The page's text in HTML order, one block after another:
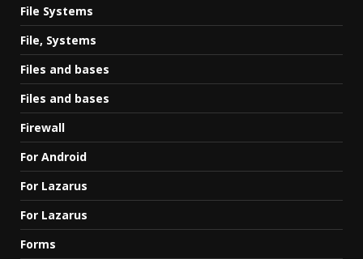
File Systems
File, Systems
Files and bases
Files and bases
Firewall
For Android
For Lazarus
For Lazarus
Forms